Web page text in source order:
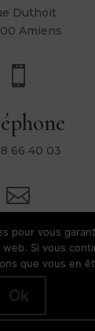
Duthoit
Amiens

66 40 03

Générales de
pour vous
Si vous
que vous en
Ok